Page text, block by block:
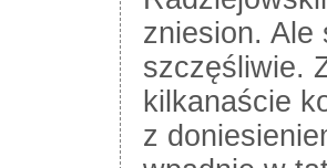
zniesion. Ale
szczęśliwie.
kilkanaście
z